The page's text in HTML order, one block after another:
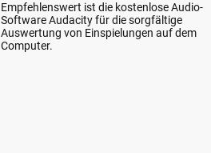
Empfehlenswert ist die kostenlose Audio-
Software Audacity für die sorgfältige
Auswertung von Einspielungen auf dem
Computer.